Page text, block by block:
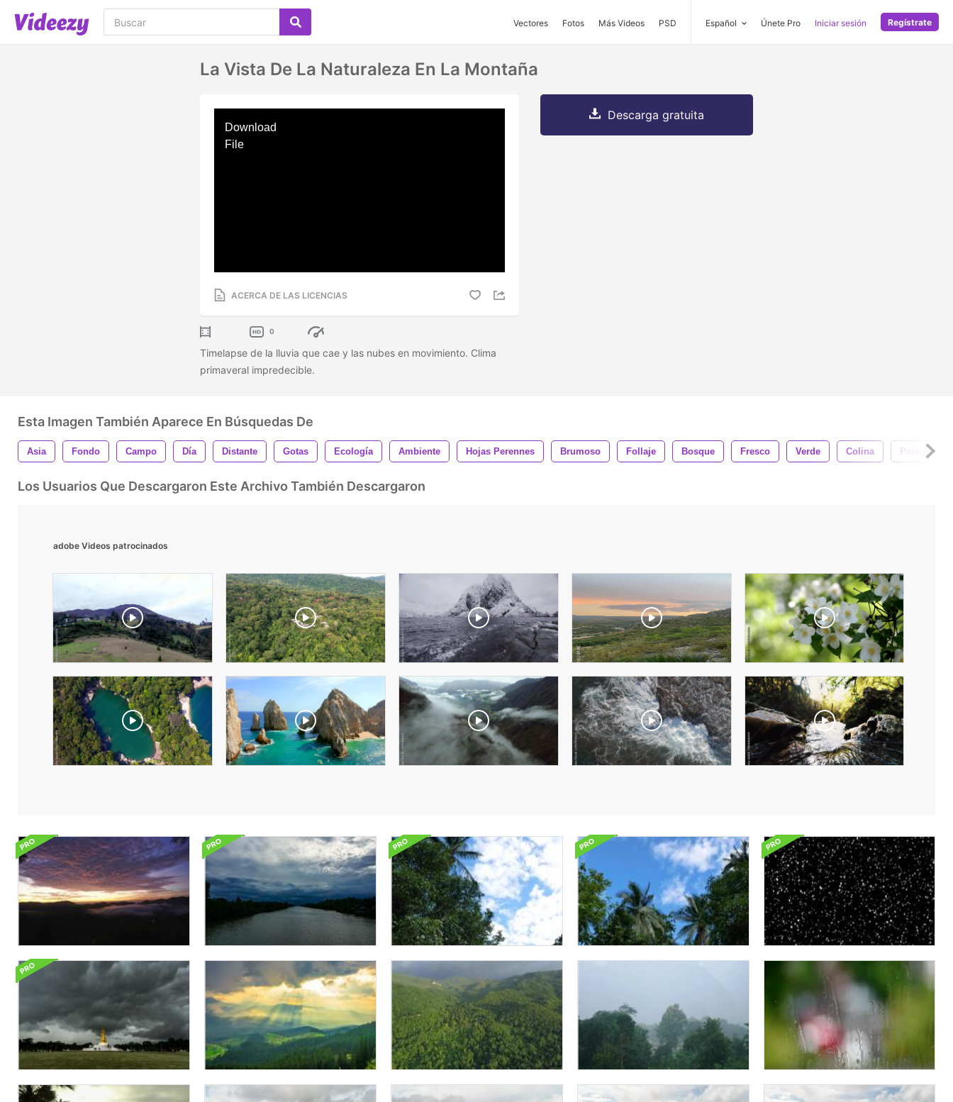
Vectores Fotos Más Videos PSD Español Únete Pro Iniciar sesión Regístrate
La Vista De La Naturaleza En La Montaña
Download
File
ACERCA DE LAS LICENCIAS
0
Timelapse de la lluvia que cae y las nubes en movimiento. Clima
primaveral impredecible.
Descarga gratuita
Esta Imagen También Aparece En Búsquedas De
Asia Fondo Campo Día Distante Gotas Ecología Ambiente Hojas Perennes Brumoso Follaje Bosque Fresco Verde Colina Paisaje
Los Usuarios Que Descargaron Este Archivo También Descargaron
adobe Videos patrocinados